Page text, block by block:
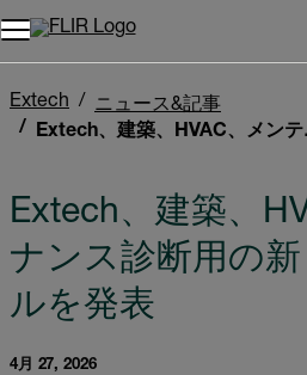
Extech
ニュース&記事
Extech、建築、HVAC、メンテナンス診断用の新しい検査ツールを発表
Extech、建築、
ナンス診断用の
ルを発表
4月 27, 2026